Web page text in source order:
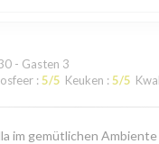
- Gasten 3
: 5/5 Keuken : 5/5
im gemütlichen Ambiente